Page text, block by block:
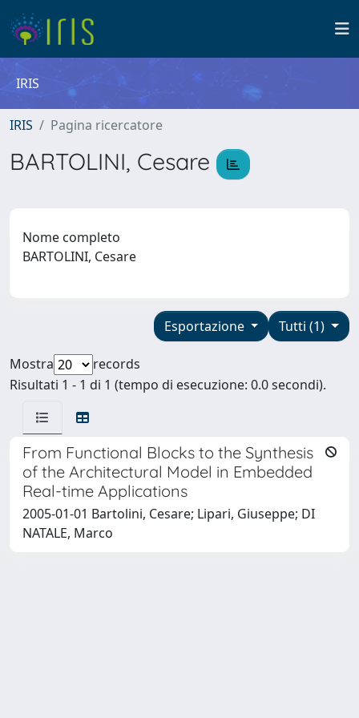
IRIS
IRIS Pagina ricercatore
BARTOLINI, Cesare
Nome completo
BARTOLINI, Cesare
Tutti (1)
Esportazione
Mostra
records
Risultati 1 - 1 di 1 (tempo di esecuzione: 0.0 secondi).
From Functional Blocks to the Synthesis
of the Architectural Model in Embedded
Real-time Applications
2005-01-01 Bartolini, Cesare; Lipari, Giuseppe; DI
NATALE, Marco